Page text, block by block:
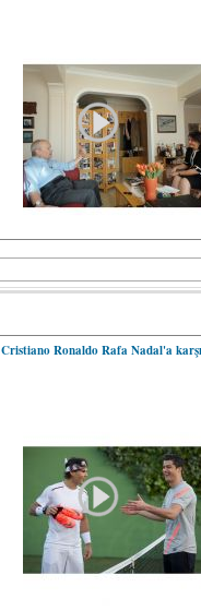
Cristiano Ronaldo Rafa Nadal'a